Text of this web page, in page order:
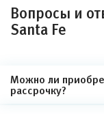
Вопросы и
Santa Fe
Можно ли
рассрочку?